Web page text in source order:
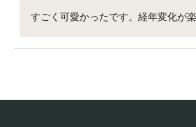
すごく可愛かったです。経年変化が